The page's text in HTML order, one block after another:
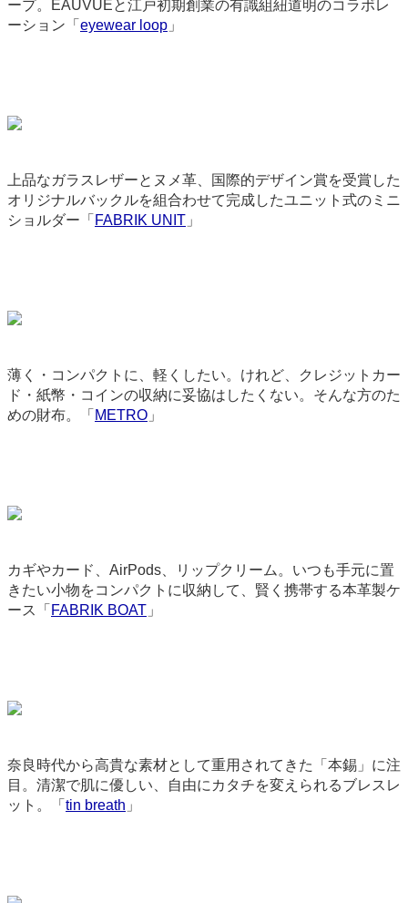
ープ。EAUVUEと江戸初期創業の有識組紐道明のコラボレ
ーション「 eyewear loop 」
上品なガラスレザーとヌメ革、国際的デザイン賞を受賞した
オリジナルバックルを組合わせて完成したユニット式のミニ
ショルダー「 FABRIK UNIT 」
薄く・コンパクトに、軽くしたい。けれど、クレジットカー
ド・紙幣・コインの収納に妥協はしたくない。そんな方のた
めの財布。「 METRO 」
カギやカード、AirPods、リップクリーム。いつも手元に置
きたい小物をコンパクトに収納して、賢く携帯する本革製ケ
ース「 FABRIK BOAT 」
奈良時代から高貴な素材として重用されてきた「本錫」に注
目。清潔で肌に優しい、自由にカタチを変えられるブレスレ
ット。「 tin breath 」